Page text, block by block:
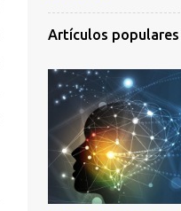
Artículos populares